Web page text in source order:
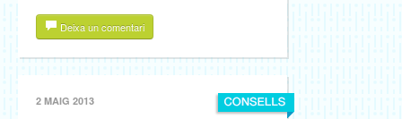
Deixa un comentari
2 MAIG 2013